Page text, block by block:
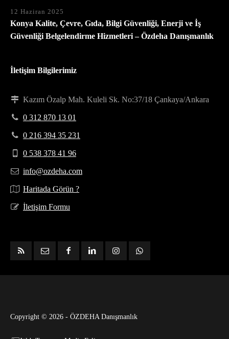
12 Haziran 2025
Konya Kalite, Çevre, Gıda, Bilgi Güvenliği, Enerji ve İş
Güvenliği Belgelendirme Hizmetleri – Özdeha Danışmanlık
İletişim Bilgilerimiz
Kazım Özalp Mah. Kuleli Sk. No:37/18 Çankaya/Ankara
0 312 870 13 01
0 216 394 35 231
0 538 378 41 96
info@ozdeha.com
Haritada Görün ?
İletişim Formu
Copyright © 2026 - ÖZDEHA Danışmanlık